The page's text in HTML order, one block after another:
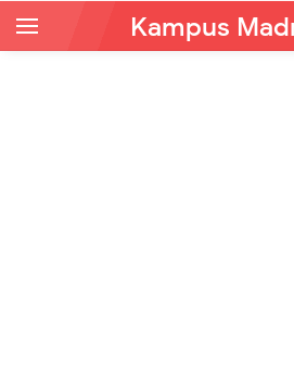
Kampus